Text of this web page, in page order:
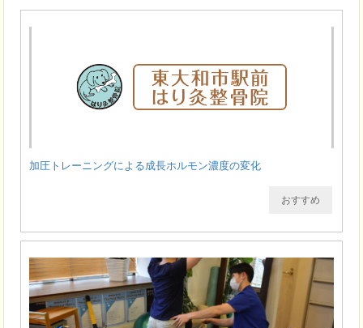
加圧トレーニングによる成長ホルモン濃度の変化
おすすめ